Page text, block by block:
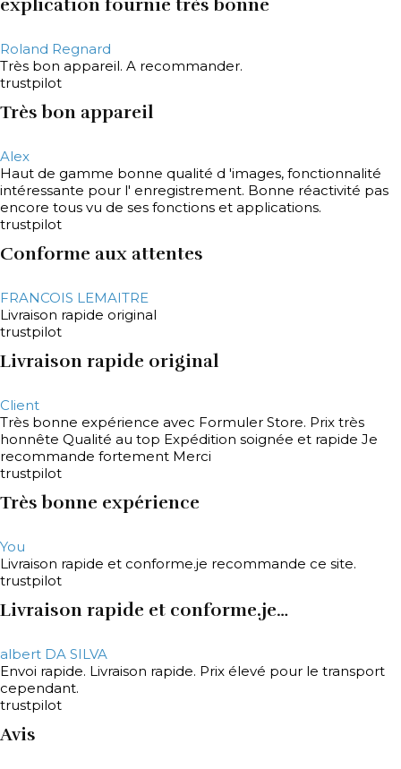
explication fournie très bonne
Roland Regnard
Très bon appareil. A recommander.
trustpilot
Très bon appareil
Alex
Haut de gamme bonne qualité d 'images, fonctionnalité
intéressante pour l' enregistrement. Bonne réactivité pas
encore tous vu de ses fonctions et applications.
trustpilot
Conforme aux attentes
FRANCOIS LEMAITRE
Livraison rapide original
trustpilot
Livraison rapide original
Client
Très bonne expérience avec Formuler Store. Prix très
honnête Qualité au top Expédition soignée et rapide Je
recommande fortement Merci
trustpilot
Très bonne expérience
You
Livraison rapide et conforme.je recommande ce site.
trustpilot
Livraison rapide et conforme.je…
albert DA SILVA
Envoi rapide. Livraison rapide. Prix élevé pour le transport
cependant.
trustpilot
Avis